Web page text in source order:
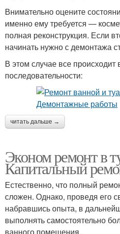
Внимательно оцените
именно ему требуется —
полная реконструкция. Если
начинать нужно с демонтажа
В этом случае все
последовательности:
читать дальше →
Эконом ремонт в
Капитальный
Естественно, что полный
сложен. Однако, проведя его
набравшись опыта, в
выполнять самостоятельно